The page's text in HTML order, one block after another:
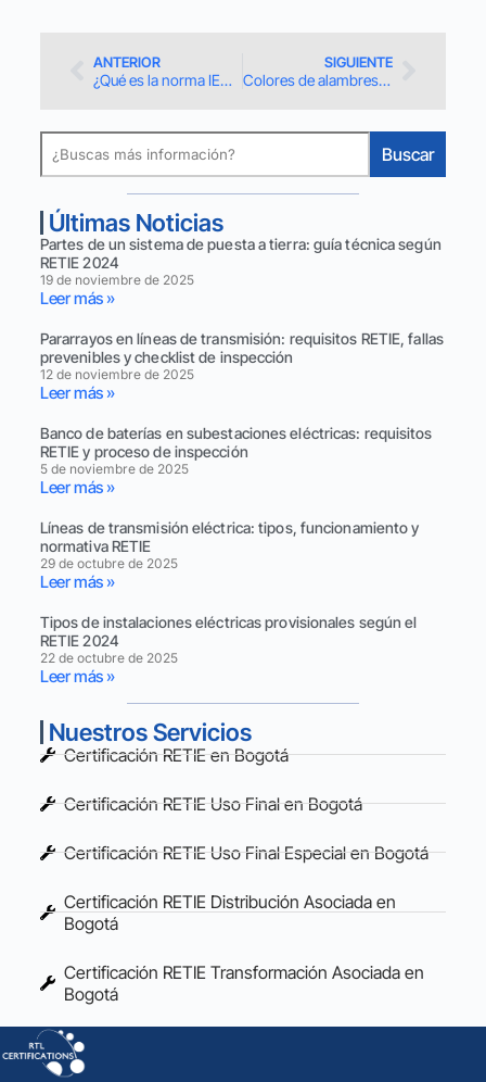
ANTERIOR
¿Qué es la norma IEC y por qué es clave en instalaciones eléctricas?
SIGUIENTE
Colores de alambres para instalaciones eléctricas según el RETIE 2024
Buscar
Últimas Noticias
Partes de un sistema de puesta a tierra: guía técnica según
RETIE 2024
19 de noviembre de 2025
Leer más »
Pararrayos en líneas de transmisión: requisitos RETIE, fallas
prevenibles y checklist de inspección
12 de noviembre de 2025
Leer más »
Banco de baterías en subestaciones eléctricas: requisitos
RETIE y proceso de inspección
5 de noviembre de 2025
Leer más »
Líneas de transmisión eléctrica: tipos, funcionamiento y
normativa RETIE
29 de octubre de 2025
Leer más »
Tipos de instalaciones eléctricas provisionales según el
RETIE 2024
22 de octubre de 2025
Leer más »
Nuestros Servicios
Certificación RETIE en Bogotá
Certificación RETIE Uso Final en Bogotá
Certificación RETIE Uso Final Especial en Bogotá
Certificación RETIE Distribución Asociada en
Bogotá
Certificación RETIE Transformación Asociada en
Bogotá